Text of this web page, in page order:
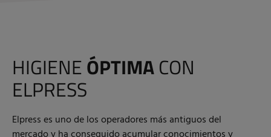
HIGIENE ÓPTIMACON
ELPRESS
Elpress es uno de los operadores más antiguos del